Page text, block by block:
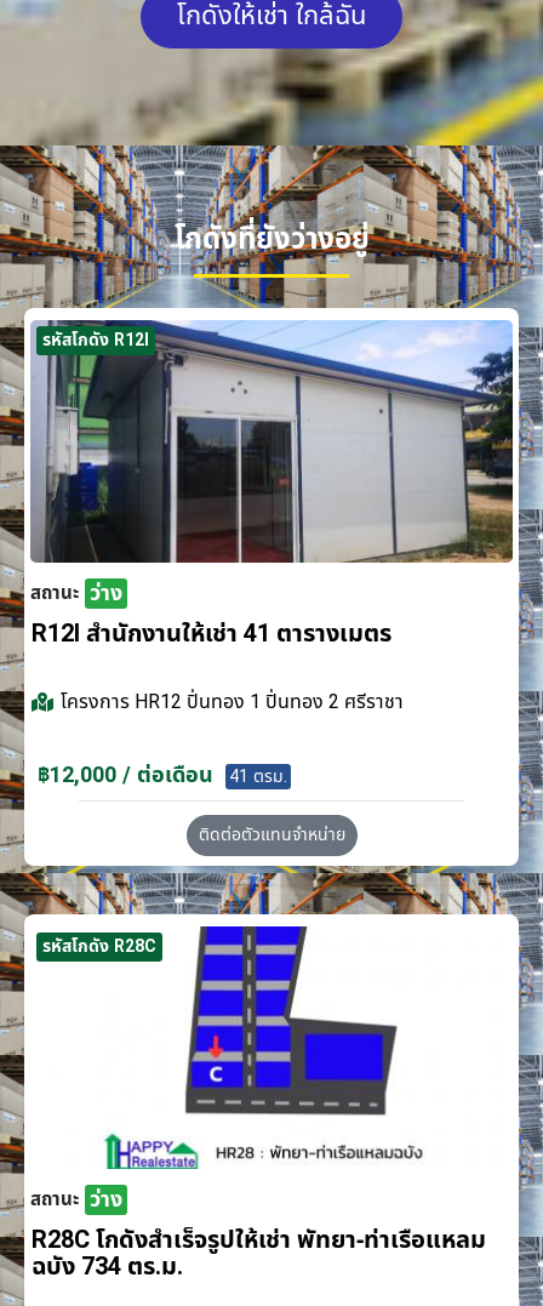
โกดังให้เช่า ใกล้ฉัน
โกดังที่ยังว่างอยู่
รหัสโกดัง R12I
สถานะ ว่าง
R12I สำนักงานให้เช่า 41 ตารางเมตร
โครงการ HR12 ปิ่นทอง 1 ปิ่นทอง 2 ศรีราชา
฿12,000 / ต่อเดือน 41 ตรม.
ติดต่อตัวแทนจำหน่าย
รหัสโกดัง R28C
สถานะ ว่าง
R28C โกดังสำเร็จรูปให้เช่า พัทยา-ท่าเรือแหลม
ฉบัง 734 ตร.ม.